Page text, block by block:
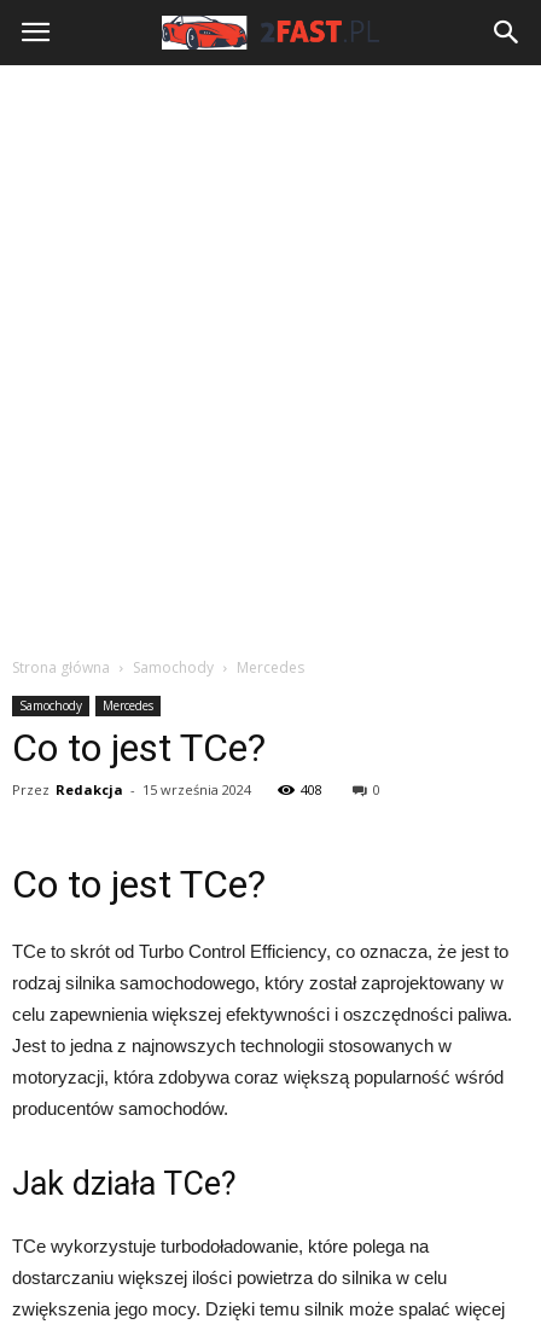
Strona główna Samochody Mercedes
Samochody Mercedes
Co to jest TCe?
Przez Redakcja - 15 września 2024 408 0
Co to jest TCe?
TCe to skrót od Turbo Control Efficiency, co oznacza, że jest to
rodzaj silnika samochodowego, który został zaprojektowany w
celu zapewnienia większej efektywności i oszczędności paliwa.
Jest to jedna z najnowszych technologii stosowanych w
motoryzacji, która zdobywa coraz większą popularność wśród
producentów samochodów.
Jak działa TCe?
TCe wykorzystuje turbodoładowanie, które polega na
dostarczaniu większej ilości powietrza do silnika w celu
zwiększenia jego mocy. Dzięki temu silnik może spalać więcej